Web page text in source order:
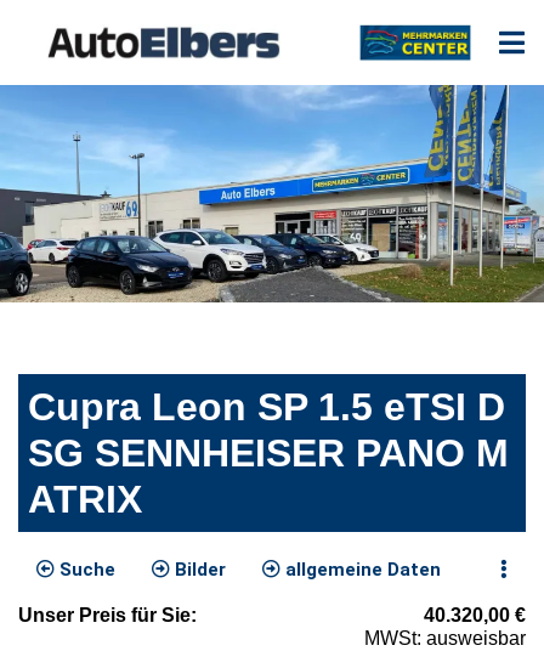
Cupra Leon SP 1.5 eTSI D
SG SENNHEISER PANO M
ATRIX
Suche Bilder allgemeine Daten
Unser Preis für Sie: 40.320,00 €
MWSt: ausweisbar